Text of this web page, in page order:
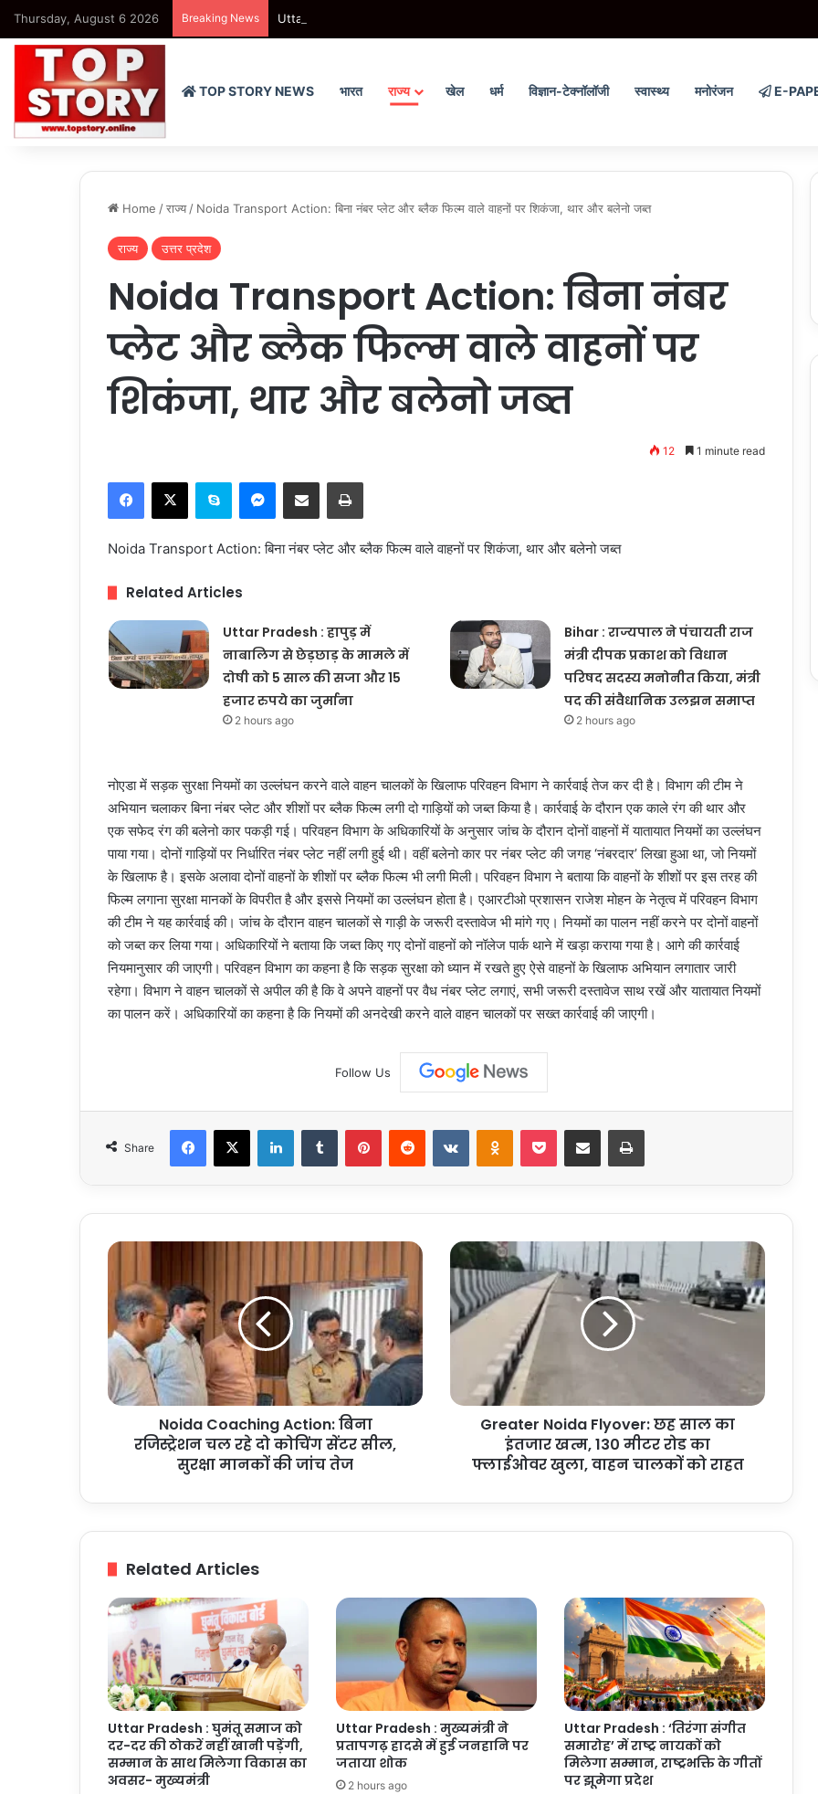
Thursday, August 6 2026 Breaking News Uttar Pradesh : घुमंतू समाज को दर-दर की ठोकरें नहीं खानी पड़ेंगी, सम्मान के साथ मिलेगा विकास का अवसर- मुख्यमंत्री
TOP STORY NEWS भारत राज्य खेल धर्म विज्ञान-टेक्नॉलॉजी स्वास्थ्य मनोरंजन E-
Home /राज्य / Noida Transport Action: बिना नंबर प्लेट और ब्लैक फिल्म वाले वाहनों पर शिकंजा, थार और बलेनो जब्त
राज्य उत्तर प्रदेश
Noida Transport Action: बिना नंबर
प्लेट और ब्लैक फिल्म वाले वाहनों पर
शिकंजा, थार और बलेनो जब्त
12 1 minute read
Facebook
X Skype Messenger
Share via Email Print
Noida Transport Action: बिना नंबर प्लेट और ब्लैक फिल्म वाले वाहनों पर शिकंजा, थार और बलेनो जब्त
Related Articles
Uttar Pradesh : हापुड़ में
नाबालिग से छेड़छाड़ के मामले में
दोषी को 5 साल की सजा और 15
हजार रुपये का जुर्माना
2 hours ago
Bihar : राज्यपाल ने पंचायती राज
मंत्री दीपक प्रकाश को विधान
परिषद सदस्य मनोनीत किया, मंत्री
पद की संवैधानिक उलझन समाप्त
2 hours ago
नोएडा में सड़क सुरक्षा नियमों का उल्लंघन करने वाले वाहन चालकों के खिलाफ परिवहन विभाग ने कार्रवाई तेज कर दी है। विभाग की टीम ने
अभियान चलाकर बिना नंबर प्लेट और शीशों पर ब्लैक फिल्म लगी दो गाड़ियों को जब्त किया है। कार्रवाई के दौरान एक काले रंग की थार और
एक सफेद रंग की बलेनो कार पकड़ी गई। परिवहन विभाग के अधिकारियों के अनुसार जांच के दौरान दोनों वाहनों में यातायात नियमों का उल्लंघन
पाया गया। दोनों गाड़ियों पर निर्धारित नंबर प्लेट नहीं लगी हुई थी। वहीं बलेनो कार पर नंबर प्लेट की जगह ‘नंबरदार’ लिखा हुआ था, जो नियमों
के खिलाफ है। इसके अलावा दोनों वाहनों के शीशों पर ब्लैक फिल्म भी लगी मिली। परिवहन विभाग ने बताया कि वाहनों के शीशों पर इस तरह की
फिल्म लगाना सुरक्षा मानकों के विपरीत है और इससे नियमों का उल्लंघन होता है। एआरटीओ प्रशासन राजेश मोहन के नेतृत्व में परिवहन विभाग
की टीम ने यह कार्रवाई की। जांच के दौरान वाहन चालकों से गाड़ी के जरूरी दस्तावेज भी मांगे गए। नियमों का पालन नहीं करने पर दोनों वाहनों
को जब्त कर लिया गया। अधिकारियों ने बताया कि जब्त किए गए दोनों वाहनों को नॉलेज पार्क थाने में खड़ा कराया गया है। आगे की कार्रवाई
नियमानुसार की जाएगी। परिवहन विभाग का कहना है कि सड़क सुरक्षा को ध्यान में रखते हुए ऐसे वाहनों के खिलाफ अभियान लगातार जारी
रहेगा। विभाग ने वाहन चालकों से अपील की है कि वे अपने वाहनों पर वैध नंबर प्लेट लगाएं, सभी जरूरी दस्तावेज साथ रखें और यातायात नियमों
का पालन करें। अधिकारियों का कहना है कि नियमों की अनदेखी करने वाले वाहन चालकों पर सख्त कार्रवाई की जाएगी।
Follow Us
Share
Facebook
X LinkedInTumblr PinterestReddit VKontakteOdnoklassniki
Pocket Share via Email Print
Noida
Action:
बिना
रजिस्ट्रेशन
चल
रहे
दो
कोचिंग
Noida Coaching Action: बिना
रजिस्ट्रेशन चल रहे दो कोचिंग सेंटर सील,
सुरक्षा मानकों की जांच तेज
Greater
Noida
Flyover:
छह
साल
130
Greater Noida Flyover: छह साल का
इंतजार खत्म, 130 मीटर रोड का
फ्लाईओवर खुला, वाहन चालकों को राहत
Related Articles
Uttar Pradesh : घुमंतू समाज को
दर-दर की ठोकरें नहीं खानी पड़ेंगी,
सम्मान के साथ मिलेगा विकास का
अवसर- मुख्यमंत्री
Uttar Pradesh : मुख्यमंत्री ने
प्रतापगढ़ हादसे में हुई जनहानि पर
जताया शोक
2 hours ago
Uttar Pradesh : ‘तिरंगा संगीत
समारोह’ में राष्ट्र नायकों को
मिलेगा सम्मान, राष्ट्रभक्ति के गीतों
पर झूमेगा प्रदेश